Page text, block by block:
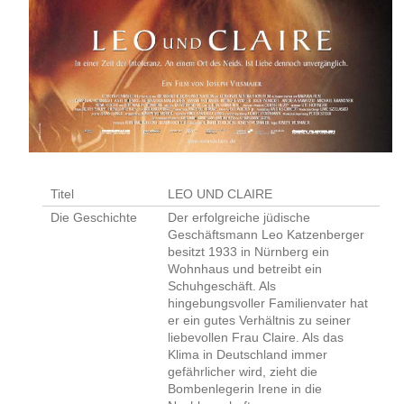
Titel
LEO UND CLAIRE
Die Geschichte
Der erfolgreiche jüdische
Geschäftsmann Leo Katzenberger
besitzt 1933 in Nürnberg ein
Wohnhaus und betreibt ein
Schuhgeschäft. Als
hingebungsvoller Familienvater hat
er ein gutes Verhältnis zu seiner
liebevollen Frau Claire. Als das
Klima in Deutschland immer
gefährlicher wird, zieht die
Bombenlegerin Irene in die